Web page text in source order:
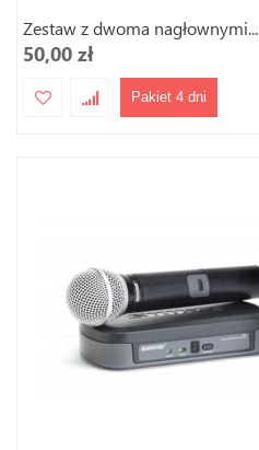
Zestaw z dwoma nagłownymi...
50,00 zł
Pakiet 4 dni